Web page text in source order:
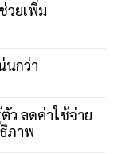
วยเพิ่ม
นกว่า
ว ลดค่าใช้จ่าย
ภาพ